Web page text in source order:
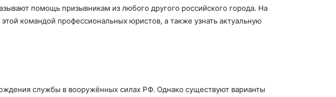
помощь призывникам из любого другого российского города. На
командой профессиональных юристов, а также узнать актуальную
службы в вооружённых силах РФ. Однако существуют варианты